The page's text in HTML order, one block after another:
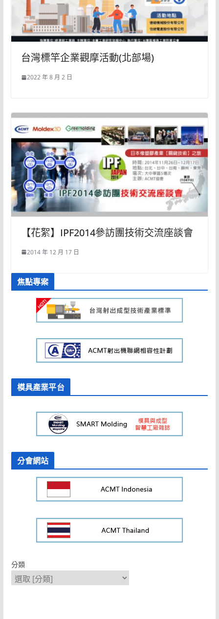
台灣標竿企業觀摩活動(北部場)
2022 年 8 月 2 日
【花絮】IPF2014參訪團技術交流座談會
2014 年 12 月 17 日
焦點專案
模具產業平台
分會網站
分類